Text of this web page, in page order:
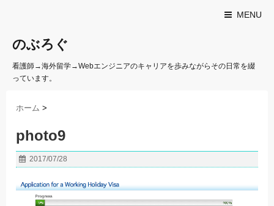
MENU
のぶろぐ
看護師→海外留学→Webエンジニアのキャリアを歩みながらその日常を綴
っています。
ホーム >
photo9
2017/07/28